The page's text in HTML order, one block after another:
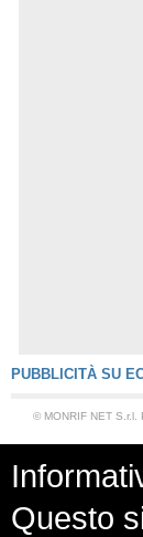
PUBBLICITÀ SU
© MONRIF NET
Questo